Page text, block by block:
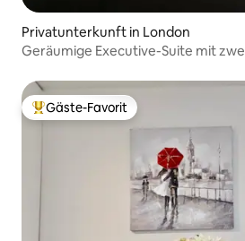
Privatunterkunft in London
Geräumige Executive-Suite mit
Beliebter Gäste-Favorit.
Gäste-Favorit